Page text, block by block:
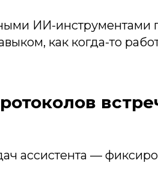
ИИ-инструментами
как когда-то
ассистента —